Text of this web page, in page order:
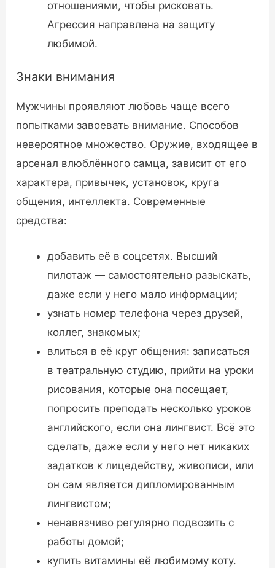
отношениями, чтобы рисковать.
Агрессия направлена на защиту
любимой.
Знаки внимания
Мужчины проявляют любовь чаще всего
попытками завоевать внимание. Способов
невероятное множество. Оружие, входящее в
арсенал влюблённого самца, зависит от его
характера, привычек, установок, круга
общения, интеллекта. Современные
средства:
добавить её в соцсетях. Высший
пилотаж — самостоятельно разыскать,
даже если у него мало информации;
узнать номер телефона через друзей,
коллег, знакомых;
влиться в её круг общения: записаться
в театральную студию, прийти на уроки
рисования, которые она посещает,
попросить преподать несколько уроков
английского, если она лингвист. Всё это
сделать, даже если у него нет никаких
задатков к лицедейству, живописи, или
он сам является дипломированным
лингвистом;
ненавязчиво регулярно подвозить с
работы домой;
купить витамины её любимому коту.